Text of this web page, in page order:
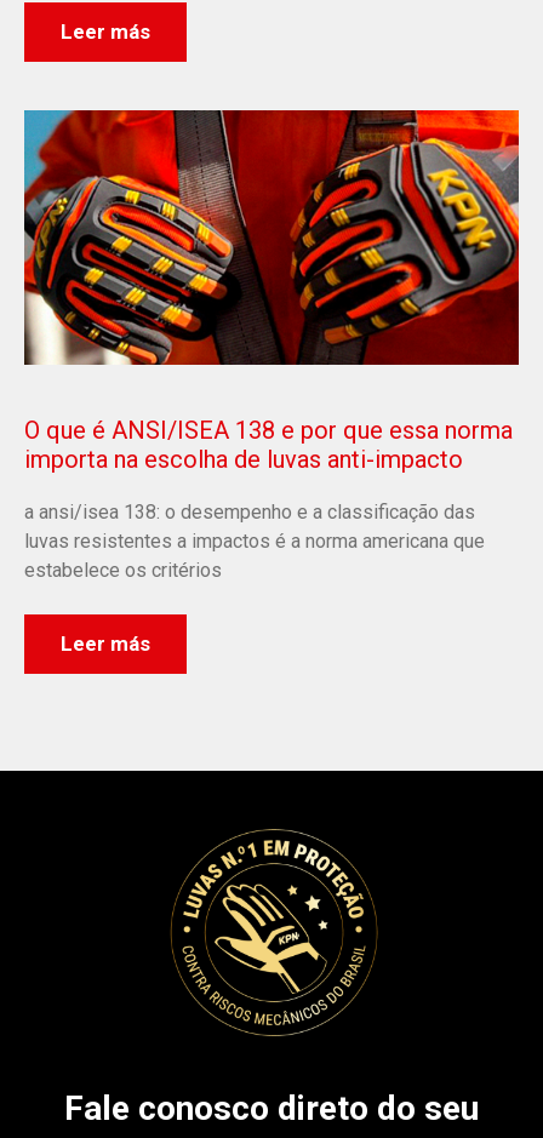
Leer más
O que é ANSI/ISEA 138 e por que essa norma
importa na escolha de luvas anti-impacto
a ansi/isea 138: o desempenho e a classificação das
luvas resistentes a impactos é a norma americana que
estabelece os critérios
Leer más
Fale conosco direto do seu